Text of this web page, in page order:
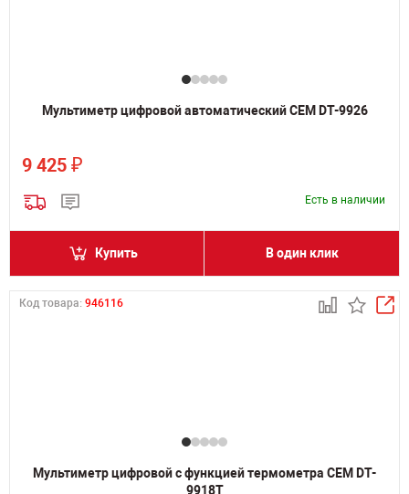
Мультиметр цифровой автоматический CEM DT-9926
9 425 ₽
Есть в наличии
Купить В один клик
Код товара: 946116
Мультиметр цифровой с функцией термометра CEM DT-
9918T